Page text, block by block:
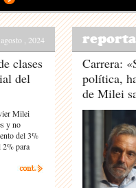
, 2024
clases
del
Milei
y no
del 3%
2% para
Carrera:
política,
de Milei